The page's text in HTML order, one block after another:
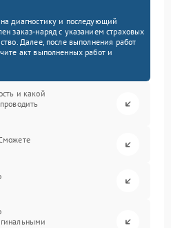
диагностику и последующий
заказ-наряд с указанием страховых
Далее, после выполнения работ
акт выполненных работ и
и какой